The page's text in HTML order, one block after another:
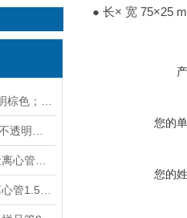
● 长× 宽 75×25
您的
您的